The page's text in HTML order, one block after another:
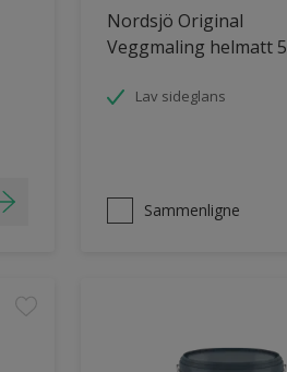
Nordsjö Original
Veggmaling helmatt 5
Lav sideglans
Sammenligne